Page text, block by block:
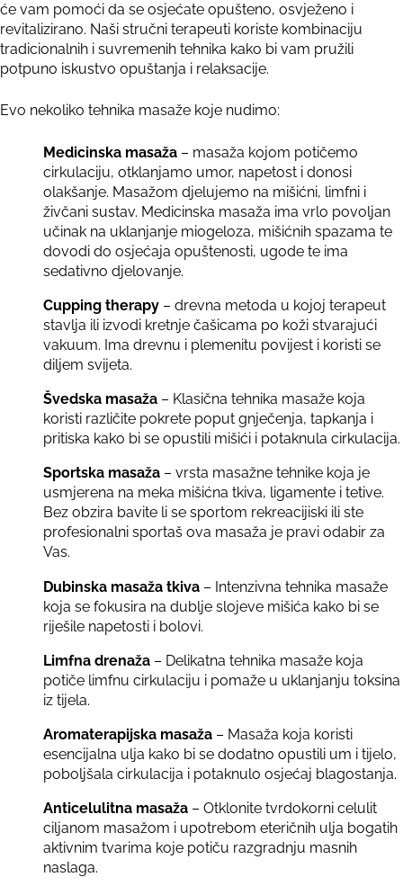
će vam pomoći da se osjećate opušteno, osvježeno i
revitalizirano. Naši stručni terapeuti koriste kombinaciju
tradicionalnih i suvremenih tehnika kako bi vam pružili
potpuno iskustvo opuštanja i relaksacije.
Evo nekoliko tehnika masaže koje nudimo:
Medicinska masaža – masaža kojom potičemo
cirkulaciju, otklanjamo umor, napetost i donosi
olakšanje. Masažom djelujemo na mišićni, limfni i
živčani sustav. Medicinska masaža ima vrlo povoljan
učinak na uklanjanje miogeloza, mišićnih spazama te
dovodi do osjećaja opuštenosti, ugode te ima
sedativno djelovanje.
Cupping therapy – drevna metoda u kojoj terapeut
stavlja ili izvodi kretnje čašicama po koži stvarajući
vakuum. Ima drevnu i plemenitu povijest i koristi se
diljem svijeta.
Švedska masaža – Klasična tehnika masaže koja
koristi različite pokrete poput gnječenja, tapkanja i
pritiska kako bi se opustili mišići i potaknula cirkulacija.
Sportska masaža – vrsta masažne tehnike koja je
usmjerena na meka mišićna tkiva, ligamente i tetive.
Bez obzira bavite li se sportom rekreacijiski ili ste
profesionalni sportaš ova masaža je pravi odabir za
Vas.
Dubinska masaža tkiva – Intenzivna tehnika masaže
koja se fokusira na dublje slojeve mišića kako bi se
riješile napetosti i bolovi.
Limfna drenaža – Delikatna tehnika masaže koja
potiče limfnu cirkulaciju i pomaže u uklanjanju toksina
iz tijela.
Aromaterapijska masaža – Masaža koja koristi
esencijalna ulja kako bi se dodatno opustili um i tijelo,
poboljšala cirkulacija i potaknulo osjećaj blagostanja.
Anticelulitna masaža – Otklonite tvrdokorni celulit
ciljanom masažom i upotrebom eteričnih ulja bogatih
aktivnim tvarima koje potiču razgradnju masnih
naslaga.